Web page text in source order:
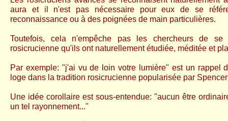
aura et il n'est pas nécessaire pour eux de se
reconnaissance ou à des poignées de main particulières.
Toutefois, cela n'empêche pas
les chercheurs de
rosicrucienne qu'ils ont naturellement étudiée, méditée et
Par exemple: "j'ai vu de loin votre lumière" est un rappel
loge dans la tradition rosicrucienne popularisée par
Une idée corollaire est sous-entendue: "aucun être
un tel rayonnement..."